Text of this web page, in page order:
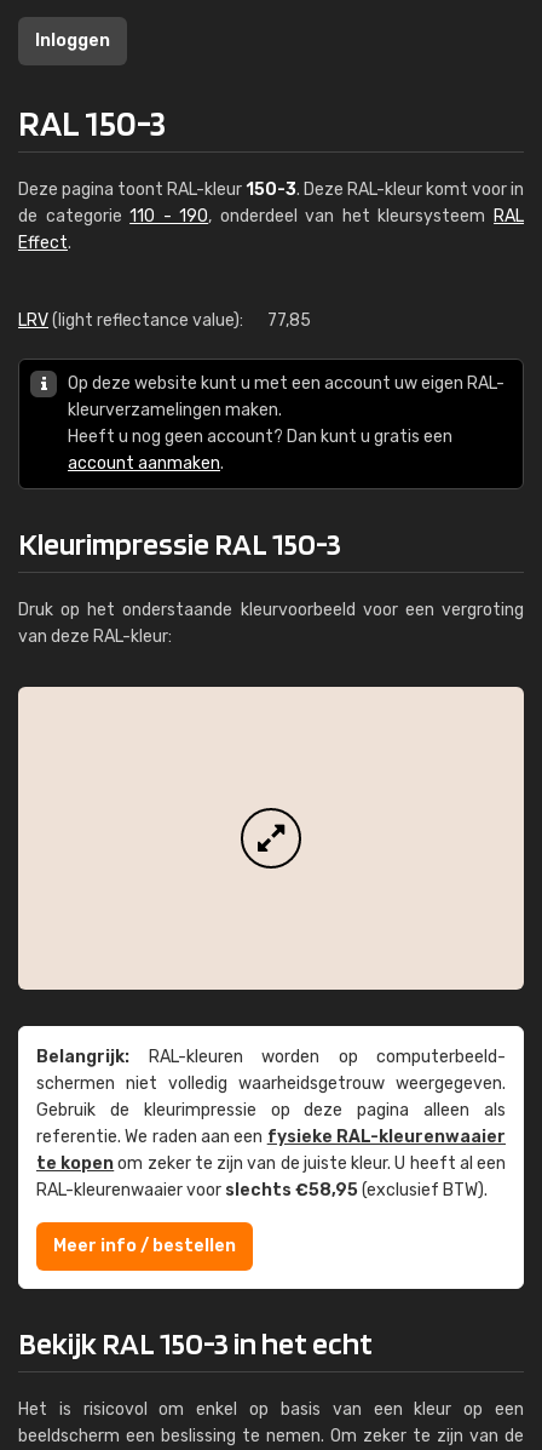
Inloggen
RAL 150-3
Deze pagina toont RAL-kleur150-3. Deze RAL-kleur komt voor in
de categorie110 - 190, onderdeel van het kleursysteem RAL
Effect.
LRV(light reflectance value): 77,85
Op deze website kunt u met een account uw eigen RAL-
kleurverzamelingen maken.
Heeft u nog geen account? Dan kunt u gratis een
account aanmaken.
Kleurimpressie RAL 150-3
Druk op het onderstaande kleurvoorbeeld voor een vergroting
van deze RAL-kleur:
Belangrijk: RAL-kleuren worden op computer­beeld­
schermen niet volledig waarheids­­getrouw weer­gegeven.
Gebruik de kleur­impressie op deze pagina alleen als
referentie. We raden aan een fysieke RAL-kleuren­waaier
te kopenom zeker te zijn van de juiste kleur. U heeft al een
RAL-kleuren­waaier voor slechts €58,95(exclusief BTW).
Meer info / bestellen
Bekijk RAL 150-3 in het echt
Het is risicovol om enkel op basis van een kleur op een
beeldscherm een beslissing te nemen. Om zeker te zijn van de